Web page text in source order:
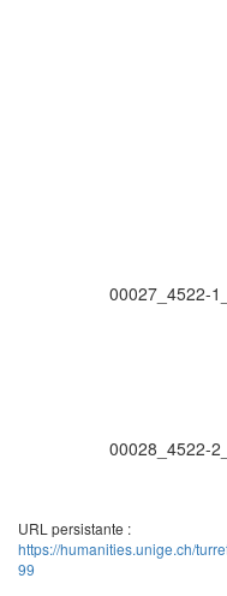
00027_4522-
00028_4522-
URL persistante :
https://humanities.unige.ch/
99